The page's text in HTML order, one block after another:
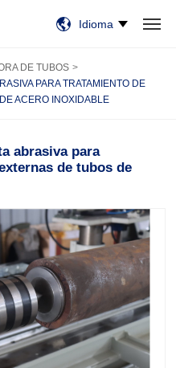
Idioma
DE TUBOS
PARA TRATAMIENTO DE
ACERO INOXIDABLE
abrasiva para
de tubos de